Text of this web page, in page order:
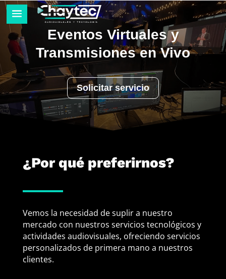
Eventos Virtuales y
Transmisiones en Vivo
Solicitar servicio
¿Por qué preferirnos?
Vemos la necesidad de suplir a nuestro
mercado con nuestros servicios tecnológicos y
actividades audiovisuales, ofreciendo servicios
personalizados de primera mano a nuestros
clientes.